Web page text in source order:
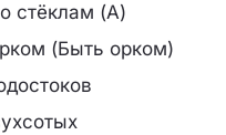
стёклам (А)
(Быть орком)